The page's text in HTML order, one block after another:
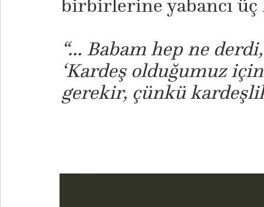
birbirlerine yabancı üç
“… Babam hep ne
‘Kardeş olduğumuz
gerekir, çünkü